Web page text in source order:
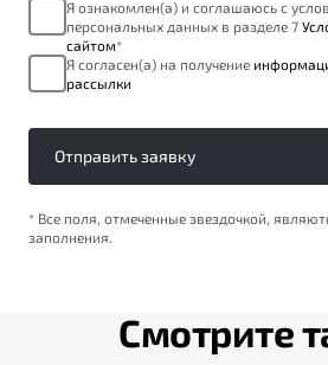
Я ознакомлен(а) и соглашаюсь с
персональных данных в разделе 7
сайтом*
Я согласен(а) на получение
рассылки
Отправить заявку
* Все поля, отмеченные звездочкой,
заполнения.
Смотрите